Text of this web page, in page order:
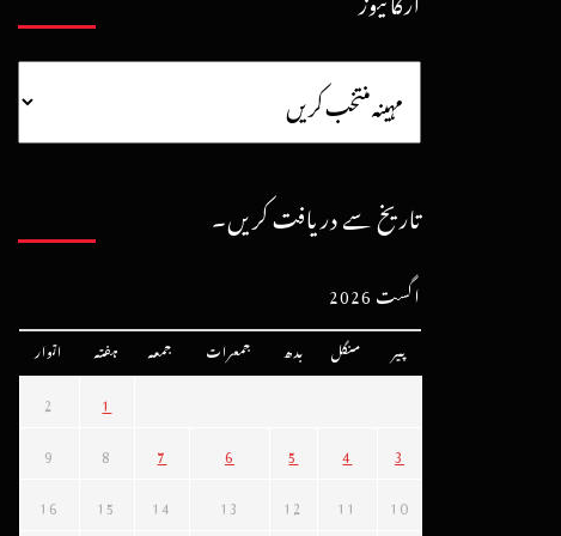
تاریخ سے دریافت کریں۔
اگست 2026
پیر منگل بدھ جمعرات جمعہ ہفتہ اتوار
1
2
3
4
5
6
7
8
9
10
11
12
13
14
15
16